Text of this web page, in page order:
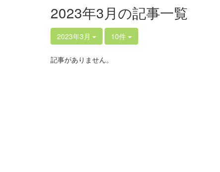
2023年3月の記事一覧
2023年3月 10件
記事がありません。